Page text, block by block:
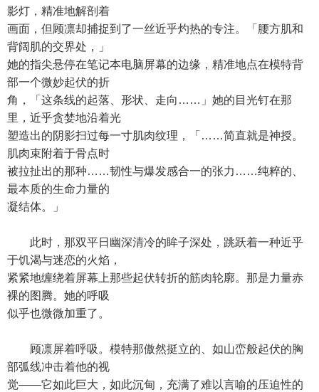
影灯，精准地解剖着
画面，但顾凛却捕捉到了一丝近乎灼热的专注。「腰方肌和
背阔肌的交界处，」
她的指尖悬停在笔记本电脑屏幕的边缘，精准地点在模特背
部一个微妙起伏的折
角，「这条线的起落、形状、走向……」她的目光钉在那
里，近乎贪婪地沿着光
塑造出的阴影扫过每一寸肌肉纹理，「……简直就是神授。
肌肉束附着于骨点时
被拉扯出的那种……韧性与爆发感合一的张力……纯粹的、
最本质的生命力量的
凝结体。」
此时，那双平日幽深清冷的眸子深处，跳跃着一种近乎
于饥渴与迷恋的火焰，
紧紧地缠绕着屏幕上那些起伏转折的筋肉轮廓。那是力量赤
裸的图腾。她的呼吸
似乎也微微加重了。
顾凛屏着呼吸。模特那傲然挺立的、如山峦般起伏的胸
部弧线冲击着他的视
觉——它如此巨大，如此沉甸，充满了难以言喻的压迫性的